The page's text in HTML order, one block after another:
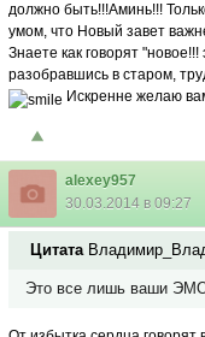
должно быть!!!Аминь!!!
умом, что Новый завет
Знаете как говорят
разобравшись в старом,
Искренне желаю
alexey957
30.03.2014 в 09:27
Цитата
Это все лишь ваши